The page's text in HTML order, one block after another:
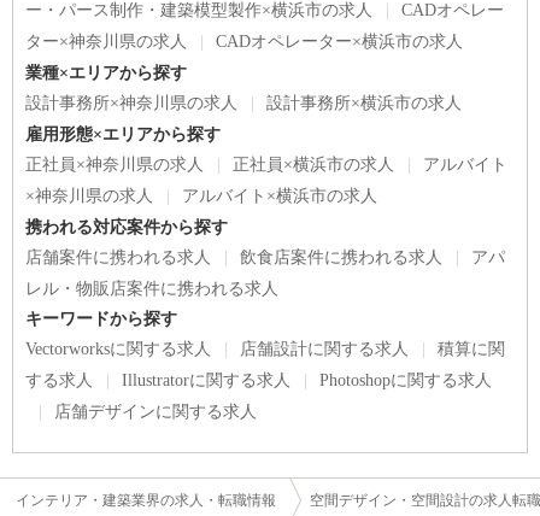
ー・パース制作・建築模型製作×横浜市の求人
CADオペレー
ター×神奈川県の求人
CADオペレーター×横浜市の求人
業種×エリアから探す
設計事務所×神奈川県の求人
設計事務所×横浜市の求人
雇用形態×エリアから探す
正社員×神奈川県の求人
正社員×横浜市の求人
アルバイト
×神奈川県の求人
アルバイト×横浜市の求人
携われる対応案件から探す
店舗案件に携われる求人
飲食店案件に携われる求人
アパ
レル・物販店案件に携われる求人
キーワードから探す
Vectorworksに関する求人
店舗設計に関する求人
積算に関
する求人
Illustratorに関する求人
Photoshopに関する求人
店舗デザインに関する求人
インテリア・建築業界の求人・転職情報 空間デザイン・空間設計の求人転